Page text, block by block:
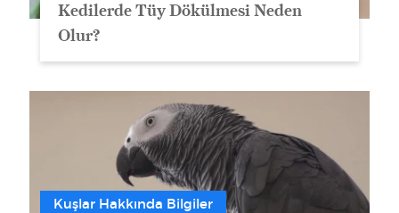
Kedilerde Tüy Dökülmesi Neden
Olur?
Kuşlar Hakkında Bilgiler